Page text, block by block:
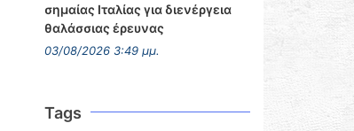
σημαίας Ιταλίας για διενέργεια
θαλάσσιας έρευνας
03/08/2026 3:49 μμ.
Tags